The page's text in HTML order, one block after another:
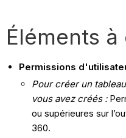
Éléments
Permissions
Pour créer un
vous avez créés :
ou supérieures sur
360.